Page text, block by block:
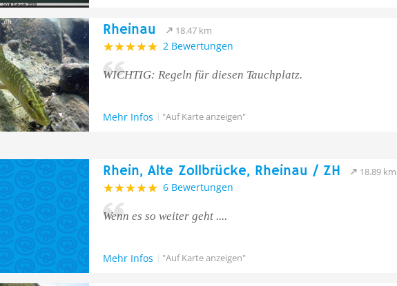
Rheinau 18.47 km
2 Bewertungen
WICHTIG: Regeln für diesen Tauchplatz.
Mehr Infos "Auf Karte anzeigen"
Rhein, Alte Zollbrücke, Rheinau / ZH 18.89 km
6 Bewertungen
Wenn es so weiter geht ....
Mehr Infos "Auf Karte anzeigen"